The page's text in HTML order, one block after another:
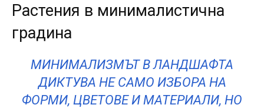
Растения в минималистична
градина
МИНИМАЛИЗМЪТ В ЛАНДШАФТА
ДИКТУВА НЕ САМО ИЗБОРА НА
ФОРМИ, ЦВЕТОВЕ И МАТЕРИАЛИ, НО